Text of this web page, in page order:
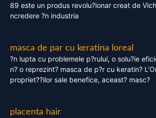
89 este un produs revolu?ionar creat de
ncredere ?n industria
masca de par cu keratina loreal
?n lupta cu problemele p?rului, o solu?ie
n? o reprezint? masca de p?r cu keratin?
propriet??ilor sale benefice, aceast? masc?
placenta hair